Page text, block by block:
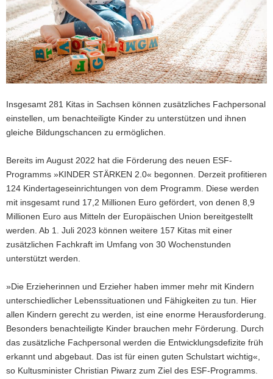
a
v
i
g
a
t
o
n
Insgesamt 281 Kitas in Sachsen können zusätzliches Fachpersonal
einstellen, um benachteiligte Kinder zu unterstützen und ihnen
gleiche Bildungschancen zu ermöglichen.
Bereits im August 2022 hat die Förderung des neuen ESF-
Programms »KINDER STÄRKEN 2.0« begonnen. Derzeit profitieren
124 Kindertageseinrichtungen von dem Programm. Diese werden
mit insgesamt rund 17,2 Millionen Euro gefördert, von denen 8,9
Millionen Euro aus Mitteln der Europäischen Union bereitgestellt
werden. Ab 1. Juli 2023 können weitere 157 Kitas mit einer
zusätzlichen Fachkraft im Umfang von 30 Wochenstunden
unterstützt werden.
»Die Erzieherinnen und Erzieher haben immer mehr mit Kindern
unterschiedlicher Lebenssituationen und Fähigkeiten zu tun. Hier
allen Kindern gerecht zu werden, ist eine enorme Herausforderung.
Besonders benachteiligte Kinder brauchen mehr Förderung. Durch
das zusätzliche Fachpersonal werden die Entwicklungsdefizite früh
erkannt und abgebaut. Das ist für einen guten Schulstart wichtig«,
so Kultusminister Christian Piwarz zum Ziel des ESF-Programms.